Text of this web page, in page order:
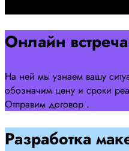
Онлайн
На ней мы узнаем вашу
обозначим цену и сроки
Отправим договор .
Разработка